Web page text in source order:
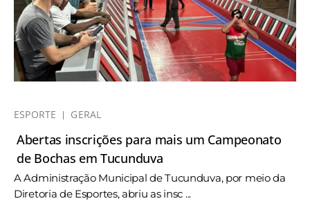
ESPORTE GERAL
Abertas inscrições para mais um Campeonato
de Bochas em Tucunduva
A Administração Municipal de Tucunduva, por meio da
Diretoria de Esportes, abriu as insc ...